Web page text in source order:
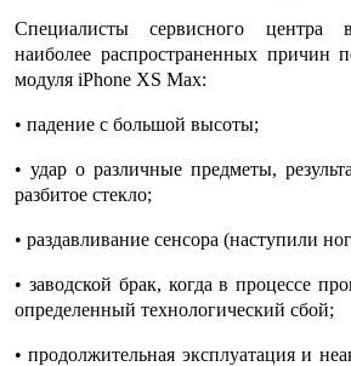
Специалисты сервисного центра
наиболее распространенных причин
модуля iPhone XS Max:
• падение с большой высоты;
• удар о различные предметы,
разбитое стекло;
• раздавливание сенсора (наступили
• заводской брак, когда в процессе
определенный технологический сбой;
• продолжительная эксплуатация и